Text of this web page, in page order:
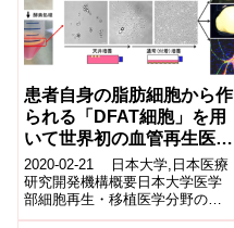
患者自身の脂肪細胞から作
られる「DFAT細胞」を用
いて世界初の血管再生医療
の臨床研究を開始
2020-02-21 日本大学,日本医療
研究開発機構概要日本大学医学
部細胞再生・移植医学分野の松
本太郎教授と日本大学医学部心